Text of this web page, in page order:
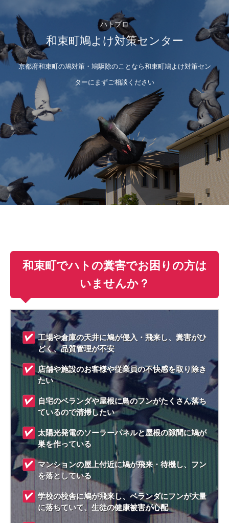
ハトプロ
和束町鳩よけ対策センター
京都府和束町の鳩対策・鳩駆除のことなら和束町鳩よけ対策セン
ターにまずご相談ください
和束町でハトの糞害でお困りの方は
いませんか？
工場や倉庫の天井に鳩が侵入・飛来し、糞害がひ
どく、品質管理が不安
店舗や施設のお客様や従業員の不快感を取り除き
たい
自宅のベランダや屋根に鳥のフンがたくさん落ち
ているので清掃したい
太陽光発電のソーラーパネルと屋根の隙間に鳩が
巣を作っている
マンションの屋上付近に鳩が飛来・待機し、フン
を落としている
学校の校舎に鳩が飛来し、ベランダにフンが大量
に落ちていて、生徒の健康被害が心配